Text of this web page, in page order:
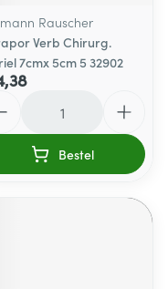
Rauscher
Verb Chirurg.
7cmx 5cm 5 32902
Bestel